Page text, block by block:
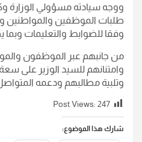
ووجه سيادته مسؤولي الوزارة
طلبات الموظفين والمواطنين
وفقا للضوابط والتعليمات
من جانبهم عبر الموظفون
وامتنانهم للسيد الوزير على
وتلبية مطالبهم ودعمه
Post Views: 247
شارك هذا الموضوع: